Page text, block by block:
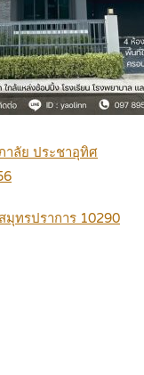
าลัย ประชาอุทิศ
มุทรปราการ 10290